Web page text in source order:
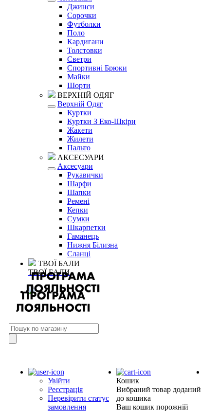
Джинси
Сорочки
Футболки
Поло
Кардигани
Толстовки
Светри
Спортивні Брюки
Майки
Шорти
ВЕРХНІЙ ОДЯГ
Верхній Одяг
Куртки
Куртки З Еко-Шкіри
Жакети
Жилети
Пальто
АКСЕСУАРИ
Аксесуари
Рукавички
Шарфи
Шапки
Ремені
Кепки
Сумки
Шкарпетки
Гаманець
Нижня Білизна
Сланці
ТВОЇ БАЛИ
ТВОЇ БАЛИ
Увійти
Реєстрація
Перевірити статус
замовлення
Кошик
Вибраний товар доданий
до кошика
Ваш кошик порожній